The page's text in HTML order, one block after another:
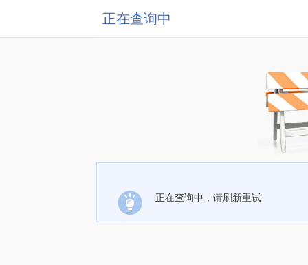
正在查询中
正在查询中，请刷新重试